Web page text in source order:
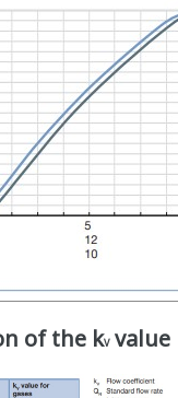
of the kVvalue